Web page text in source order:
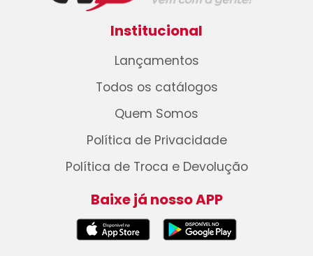
Institucional
Lançamentos
Todos os catálogos
Quem Somos
Política de Privacidade
Política de Troca e Devolução
Baixe já nosso APP